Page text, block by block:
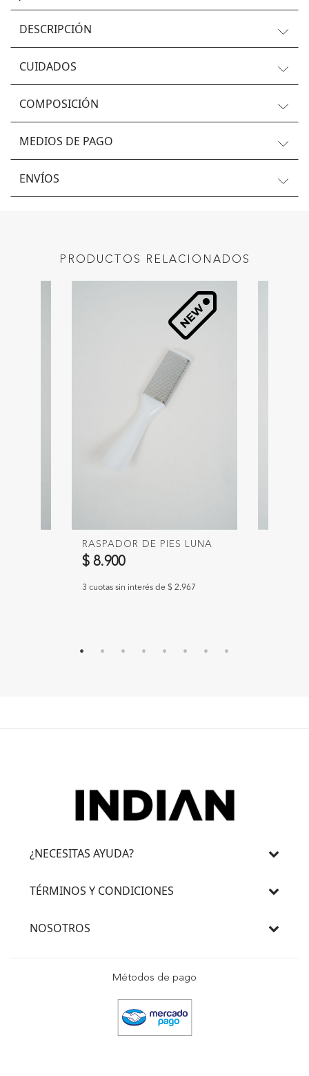
DESCRIPCIÓN
CUIDADOS
COMPOSICIÓN
MEDIOS DE PAGO
ENVÍOS
PRODUCTOS RELACIONADOS
RASPADOR DE PIES LUNA
$ 8.900
3 cuotas sin interés de $ 2.967
¿NECESITAS AYUDA?
TÉRMINOS Y CONDICIONES
NOSOTROS
Métodos de pago